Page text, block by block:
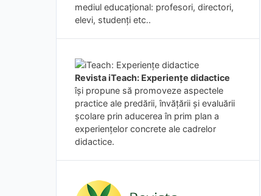
mediul educațional: profesori, directori,
elevi, studenți etc..
Revista iTeach: Experienţe didactice
îşi propune să promoveze aspectele
practice ale predării, învăţării şi evaluării
şcolare prin aducerea în prim plan a
experienţelor concrete ale cadrelor
didactice.